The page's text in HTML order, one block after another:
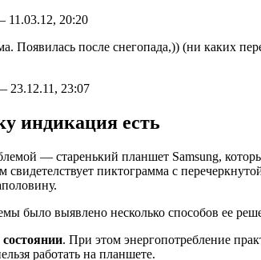
11.03.12, 20:20
Появилась после снегопада,)) (ни каких
23.12.11, 23:07
индикация есть
— старенький планшет Samsung,
свидетелствует пиктограмма с
было выявлено несколько способов ее
. При этом энергопотребление
работать на планшете.